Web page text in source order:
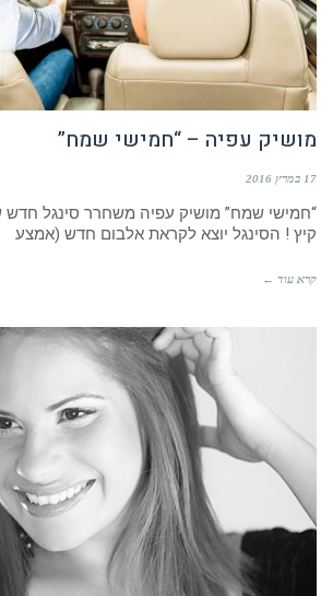
מושיק עפיה – “חמישי שמח”
17 במרץ 2016
“חמישי שמח” מושיק עפיה משחרר סינגל חדש
קיץ ! הסינגל יוצא לקראת אלבום חדש (אמצע
קרא עוד ←